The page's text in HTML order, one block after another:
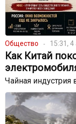
Общество 15:31, 4
Как Китай
Чайная индустрия